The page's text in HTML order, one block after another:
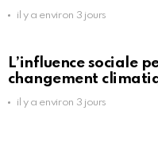
il y a environ 3 jours
L’influence sociale
changement
il y a environ 3 jours